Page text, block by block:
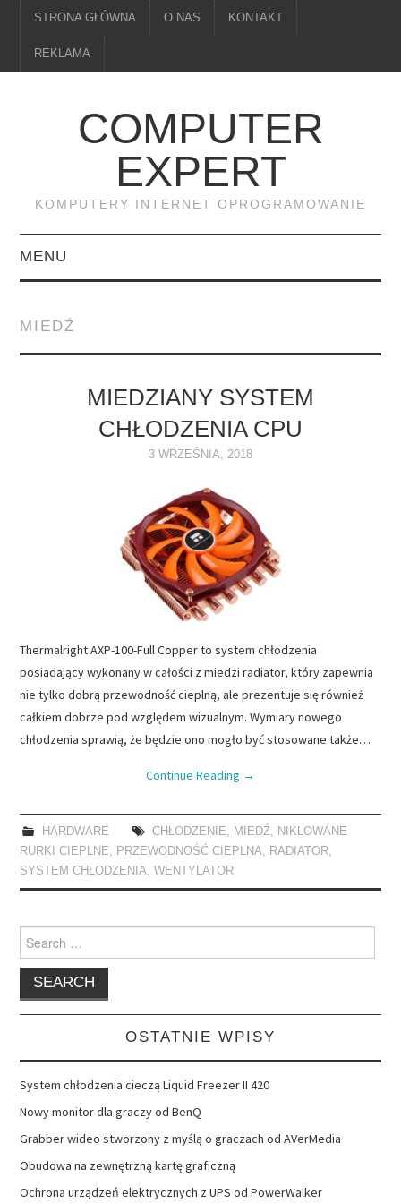
STRONA GŁÓWNA O NAS KONTAKT
REKLAMA
COMPUTER
EXPERT
KOMPUTERY INTERNET OPROGRAMOWANIE
MENU
MONITORY
NAPĘDY
MIEDŹ
MIEDZIANY SYSTEM
CHŁODZENIA CPU
3 WRZEŚNIA, 2018
Thermalright AXP-100-Full Copper to system chłodzenia
posiadający wykonany w całości z miedzi radiator, który zapewnia
nie tylko dobrą przewodność cieplną, ale prezentuje się również
całkiem dobrze pod względem wizualnym. Wymiary nowego
chłodzenia sprawią, że będzie ono mogło być stosowane także…
Continue Reading →
HARDWARE CHŁODZENIE, MIEDŹ, NIKLOWANE
RURKI CIEPLNE, PRZEWODNOŚĆ CIEPLNA, RADIATOR,
SYSTEM CHŁODZENIA,WENTYLATOR
Search
for:
OSTATNIE WPISY
System chłodzenia cieczą Liquid Freezer II 420
Nowy monitor dla graczy od BenQ
Grabber wideo stworzony z myślą o graczach od AVerMedia
Obudowa na zewnętrzną kartę graficzną
Ochrona urządzeń elektrycznych z UPS od PowerWalker